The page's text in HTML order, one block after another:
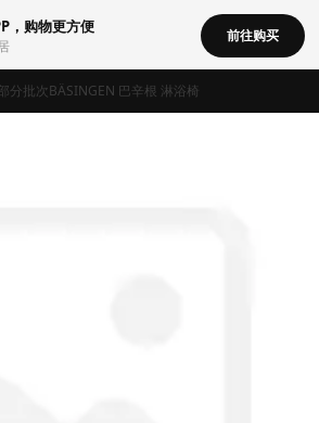
，购物更方便 前往购买
分批次BÄSINGEN 巴辛根 淋浴椅